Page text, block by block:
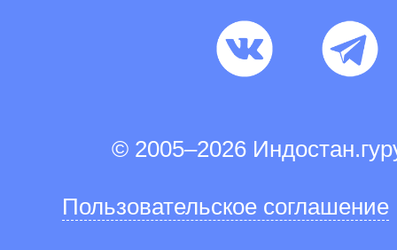
© 2005–2026
Пользовательское соглашение